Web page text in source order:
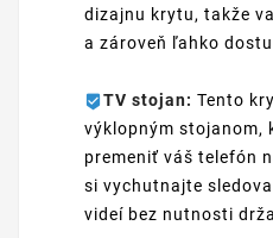
dizajnu krytu, takže
a zároveň ľahko
TV stojan: Tento
výklopným stojanom,
premeniť váš telefón
si vychutnajte
videí bez nutnosti